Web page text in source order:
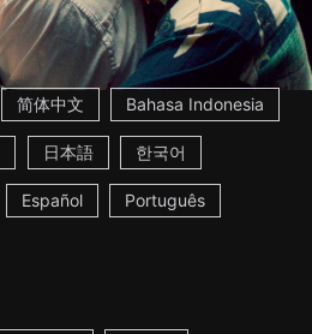
简体中文 Bahasa Indonesia
日本語 한국어
Español Português